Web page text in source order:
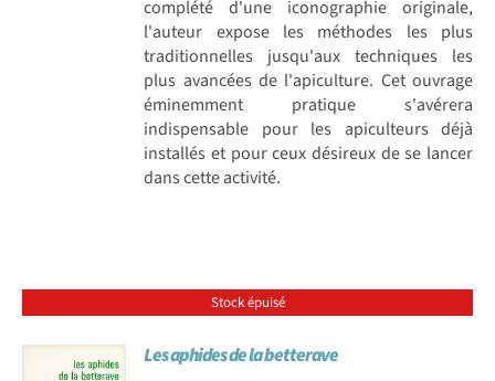
complété d'une iconographie originale,
l'auteur expose les méthodes les plus
traditionnelles jusqu'aux techniques les
plus avancées de l'apiculture. Cet ouvrage
éminemment pratique s'avérera
indispensable pour les apiculteurs déjà
installés et pour ceux désireux de se lancer
dans cette activité.
Stock épuisé
Les aphides de la betterave